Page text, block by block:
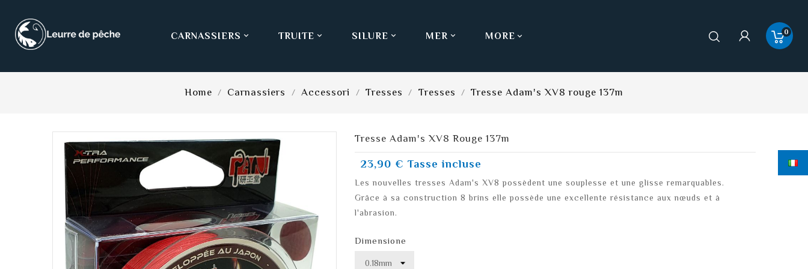

CARNASSIERS 
TRUITE 
SILURE 
MER MORE 0
Home Carnassiers Accessori Tresses Tresses Tresse Adam's XV8 rouge 137m
Tresse Adam's XV8 Rouge 137m
23,90 € Tasse incluse
Les nouvelles tresses Adam's XV8 possèdent une souplesse et une glisse remarquables.
Grâce à sa construction 8 brins elle possède une excellente résistance aux nœuds et à
l'abrasion.
Dimensione